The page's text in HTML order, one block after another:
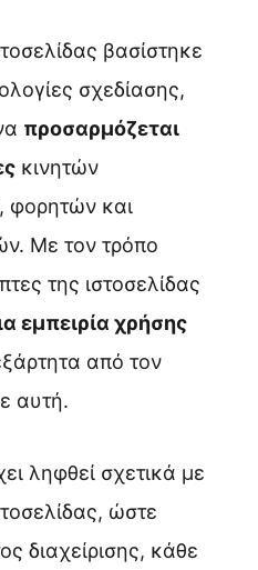
βασίστηκε
σχεδίασης,
προσαρμόζεται
κινητών
φορητών και
Με τον τρόπο
της ιστοσελίδας
εμπειρία χρήσης
από τον
αυτή.
ληφθεί σχετικά με
ώστε
διαχείρισης, κάθε